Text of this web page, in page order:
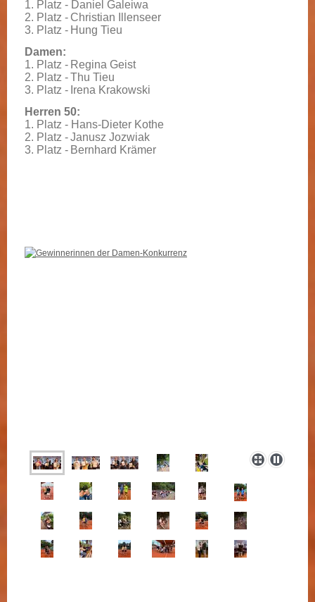
1. Platz - Daniel Galeiwa
2. Platz - Christian Illenseer
3. Platz - Hung Tieu
Damen:
1. Platz - Regina Geist
2. Platz - Thu Tieu
3. Platz - Irena Krakowski
Herren 50:
1. Platz - Hans-Dieter Kothe
2. Platz -Janusz Jozwiak
3. Platz - Bernhard Krämer